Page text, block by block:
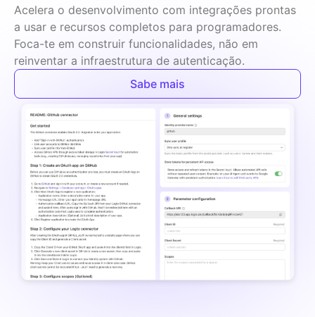
Acelera o desenvolvimento com integrações prontas
a usar e recursos completos para programadores.
Foca-te em construir funcionalidades, não em
reinventar a infraestrutura de autenticação.
Sabe mais